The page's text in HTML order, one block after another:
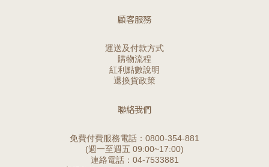
顧客服務
運送及付款方式
購物流程
紅利點數說明
退換貨政策
聯絡我們
免費付費服務電話：0800-354-881
(週一至週五 09:00~17:00)
連絡電話：04-7533881